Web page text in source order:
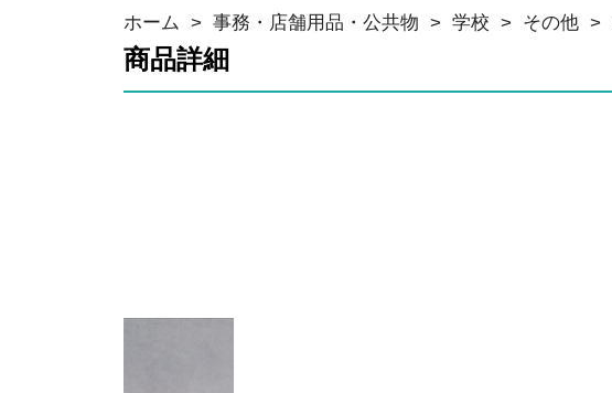
ホーム > 事務・店舗用品・公共物 > 学校 > その他 >
商品詳細